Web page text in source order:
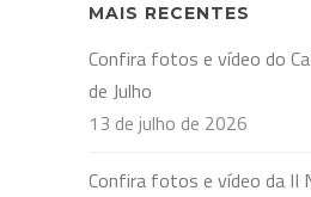
MAIS RECENTES
Confira fotos e vídeo do
de Julho
13 de julho de 2026
Confira fotos e vídeo da II